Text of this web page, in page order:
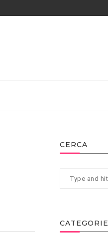
CERCA
CATEGORIE